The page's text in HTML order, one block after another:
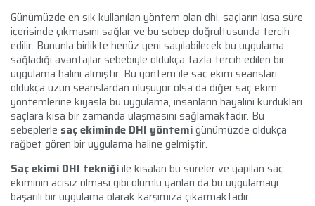
Günümüzde en sık kullanılan yöntem olan dhi, saçların kısa süre
içerisinde çıkmasını sağlar ve bu sebep doğrultusunda tercih
edilir. Bununla birlikte henüz yeni sayılabilecek bu uygulama
sağladığı avantajlar sebebiyle oldukça fazla tercih edilen bir
uygulama halini almıştır. Bu yöntem ile saç ekim seansları
oldukça uzun seanslardan oluşuyor olsa da diğer saç ekim
yöntemlerine kıyasla bu uygulama, insanların hayalini kurdukları
saçlara kısa bir zamanda ulaşmasını sağlamaktadır. Bu
sebeplerle saç ekiminde DHI yöntemigünümüzde oldukça
rağbet gören bir uygulama haline gelmiştir.
Saç ekimi DHI tekniğiile kısalan bu süreler ve yapılan saç
ekiminin acısız olması gibi olumlu yanları da bu uygulamayı
başarılı bir uygulama olarak karşımıza çıkarmaktadır.